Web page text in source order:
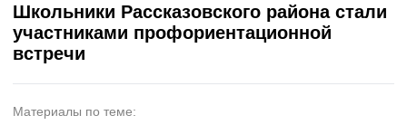
Школьники Рассказовского района стали
участниками профориентационной
встречи
Материалы по теме: